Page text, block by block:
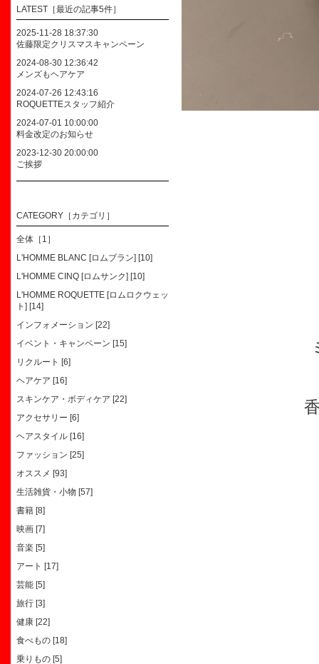
LATEST［最近の記事5件］
2025-11-28 18:37:30
佐藤限定クリスマスキャンペーン
2024-08-30 12:36:42
メンズもヘアケア
2024-07-26 12:43:16
ROQUETTEスタッフ紹介
2024-07-01 10:00:00
料金改定のお知らせ
2023-12-30 20:00:00
ご挨拶
CATEGORY［カテゴリ］
全体［1］
L'HOMME BLANC [ロムブラン] [10]
L'HOMME CINQ [ロムサンク] [10]
L'HOMME ROQUETTE [ロムロクウェッ
ト] [14]
インフォメーション [22]
イベント・キャンペーン [15]
リクルート [6]
ヘアケア [16]
スキンケア・ボディケア [22]
アクセサリー [6]
ヘアスタイル [16]
ファッション [25]
オススメ [93]
生活雑貨・小物 [57]
書籍 [8]
映画 [7]
音楽 [5]
アート [17]
芸能 [5]
旅行 [3]
健康 [22]
食べもの [18]
乗りもの [5]